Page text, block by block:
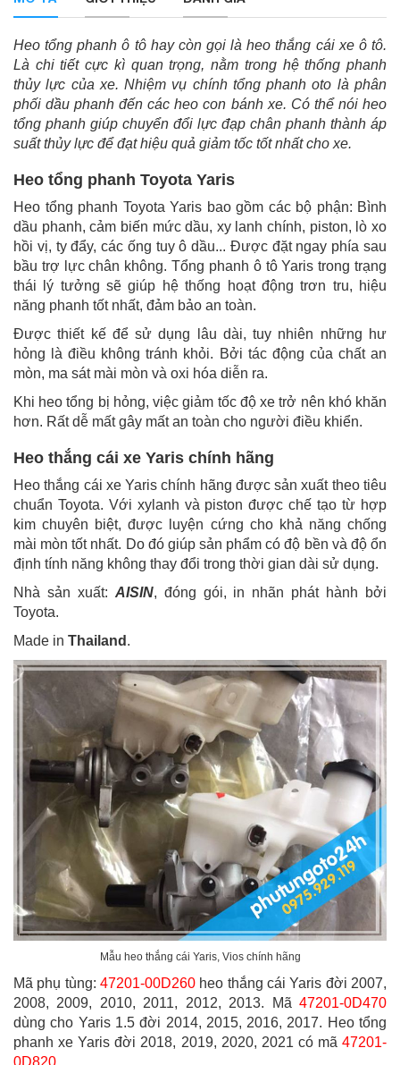
Heo tổng phanh ô tô hay còn gọi là heo thắng cái xe ô tô.
Là chi tiết cực kì quan trọng, nằm trong hệ thống phanh
thủy lực của xe. Nhiệm vụ chính tổng phanh oto là phân
phối dầu phanh đến các heo con bánh xe. Có thể nói heo
tổng phanh giúp chuyển đổi lực đạp chân phanh thành áp
suất thủy lực để đạt hiệu quả giảm tốc tốt nhất cho xe.
Heo tổng phanh Toyota Yaris
Heo tổng phanh Toyota Yaris bao gồm các bộ phận: Bình
dầu phanh, cảm biến mức dầu, xy lanh chính, piston, lò xo
hồi vị, ty đẩy, các ống tuy ô dầu... Được đặt ngay phía sau
bầu trợ lực chân không. Tổng phanh ô tô Yaris trong trạng
thái lý tưởng sẽ giúp hệ thống hoạt động trơn tru, hiệu
năng phanh tốt nhất, đảm bảo an toàn.
Được thiết kế để sử dụng lâu dài, tuy nhiên những hư
hỏng là điều không tránh khỏi. Bởi tác động của chất an
mòn, ma sát mài mòn và oxi hóa diễn ra.
Khi heo tổng bị hỏng, việc giảm tốc độ xe trở nên khó khăn
hơn. Rất dễ mất gây mất an toàn cho người điều khiển.
Heo thắng cái xe Yaris chính hãng
Heo thắng cái xe Yaris chính hãng được sản xuất theo tiêu
chuẩn Toyota. Với xylanh và piston được chế tạo từ hợp
kim chuyên biệt, được luyện cứng cho khả năng chống
mài mòn tốt nhất. Do đó giúp sản phẩm có độ bền và độ ổn
định tính năng không thay đổi trong thời gian dài sử dụng.
Nhà sản xuất: AISIN, đóng gói, in nhãn phát hành bởi
Toyota.
Made in Thailand .
Mẫu heo thắng cái Yaris, Vios chính hãng
Mã phụ tùng: 47201-00D260 heo thắng cái Yaris đời 2007,
2008, 2009, 2010, 2011, 2012, 2013. Mã 47201-0D470
dùng cho Yaris 1.5 đời 2014, 2015, 2016, 2017. Heo tổng
phanh xe Yaris đời 2018, 2019, 2020, 2021 có mã 47201-
0D820